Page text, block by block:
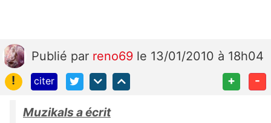
Publié par reno69 le 13/01/2010 à 18h04
!
citer + -
Muzikals a écrit